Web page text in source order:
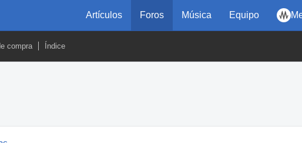
Artículos Foros Música Equipo
compra Índice